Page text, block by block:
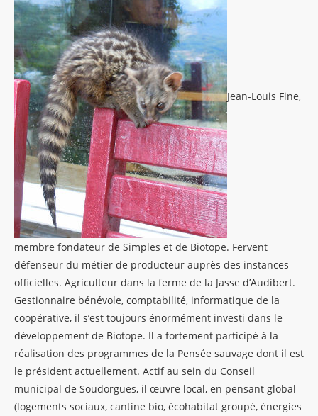
Jean-Louis Fine,
membre fondateur de Simples et de Biotope. Fervent
défenseur du métier de producteur auprès des instances
officielles. Agriculteur dans la ferme de la Jasse d’Audibert.
Gestionnaire bénévole, comptabilité, informatique de la
coopérative, il s’est toujours énormément investi dans le
développement de Biotope. Il a fortement participé à la
réalisation des programmes de la Pensée sauvage dont il est
le président actuellement. Actif au sein du Conseil
municipal de Soudorgues, il œuvre local, en pensant global
(logements sociaux, cantine bio, écohabitat groupé, énergies